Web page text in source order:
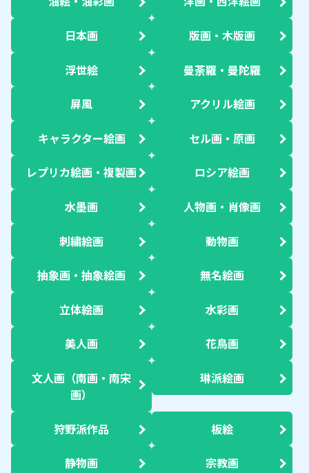
日本画 版画・木版画
浮世絵 曼荼羅・曼陀羅
屏風 アクリル絵画
キャラクター絵画 セル画・原画
レプリカ絵画・複製画 ロシア絵画
水墨画 人物画・肖像画
刺繍絵画 動物画
抽象画・抽象絵画 無名絵画
立体絵画 水彩画
美人画 花鳥画
文人画（南画・南宋
画）
琳派絵画
狩野派作品 板絵
静物画 宗教画